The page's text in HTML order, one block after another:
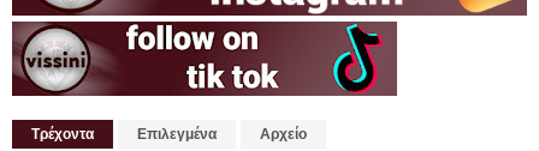
Τρέχοντα Επιλεγμένα Αρχείο